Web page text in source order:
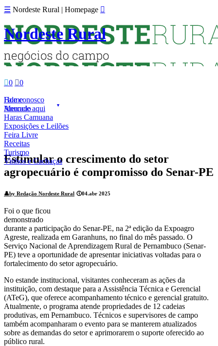
☰ Nordeste Rural | Homepage 
Nordeste Rural
0 0
Fale conosco
Anuncie aqui
Home
Mercado
Haras Camuana
Exposições e Leilões
Feira Livre
Receitas
Turismo
Vinhos e Cachaças
Estimular o crescimento do setor
agropecuário é compromisso do Senar-PE
👤by Redação Nordeste Rural 🕔04.abr 2025
Foi o que ficou
demonstrado
durante a participação do Senar-PE, na 2ª edição da Expoagro
Agreste, realizada em Garanhuns, no final do mês passado. O
Serviço Nacional de Aprendizagem Rural de Pernambuco (Senar-
PE) teve a oportunidade de apresentar iniciativas voltadas para o
fortalecimento do setor agropecuário.
No estande institucional, visitantes conheceram as ações da
instituição, com destaque para a Assistência Técnica e Gerencial
(ATeG), que oferece acompanhamento técnico e gerencial gratuito.
Atualmente, o programa atende propriedades de 12 cadeias
produtivas, em Pernambuco. Técnicos e supervisores de campo
também acompanharam o evento para se manterem atualizados
sobre as demandas do setor e aprimorarem o suporte oferecido ao
público rural.